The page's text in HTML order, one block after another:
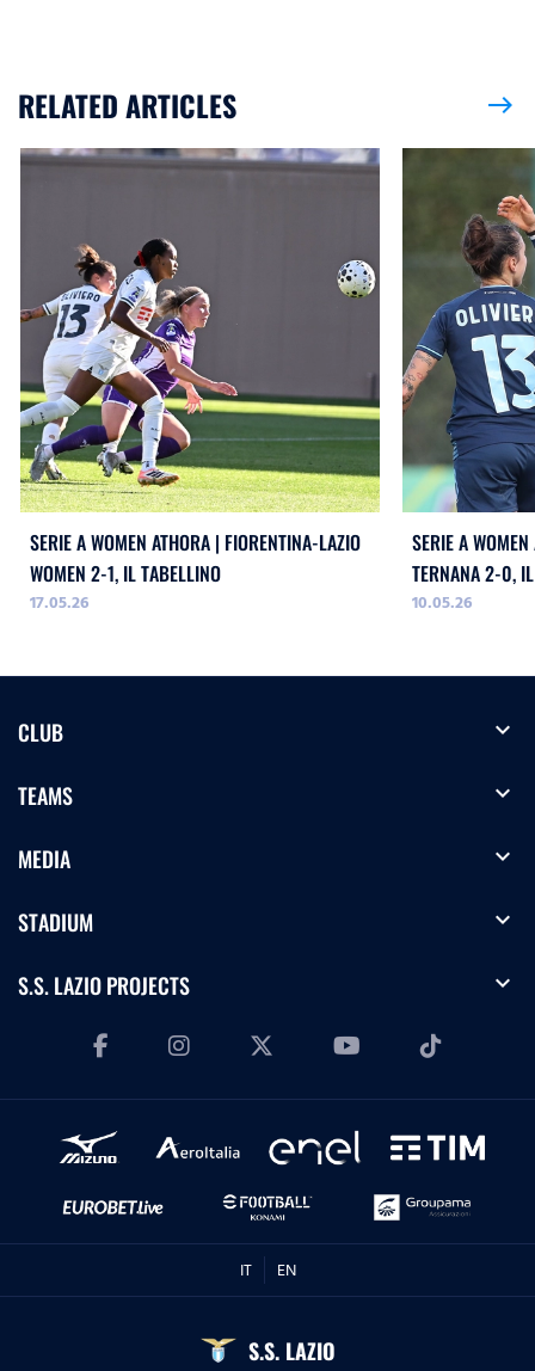
RELATED ARTICLES east
SERIE A WOMEN ATHORA | FIORENTINA-LAZIO
WOMEN 2-1, IL TABELLINO
17.05.26
SERIE A
TERNANA 2-0,
10.05.26
CLUB expand_more
TEAMS expand_more
MEDIA expand_more
STADIUM expand_more
S.S. LAZIO PROJECTS expand_more
IT EN
S.S. LAZIO